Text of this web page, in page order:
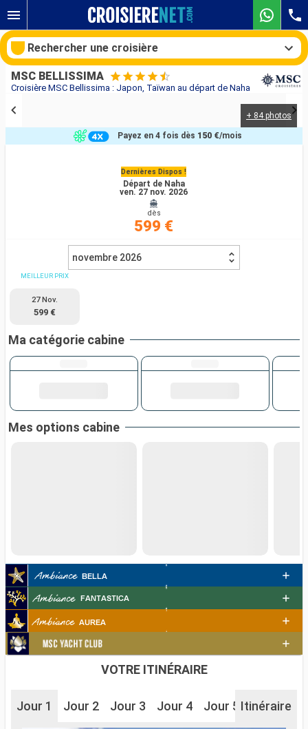
Croisière MSC Bellissima : Japon, Taïwan au départ de Naha
MSC BELLISSIMA
+ 84 photos
Dernières Dispos !
Départ de Naha
ven. 27 nov. 2026
dès
599 €
Payez en 4 fois dès 150 €/mois
novembre 2026
MEILLEUR PRIX
27 Nov.
599 €
Ma catégorie cabine
Mes options cabine
VOTRE ITINÉRAIRE
Jour 1 Jour 2 Jour 3 Jour 4 Jour 5 Jour 6
Itinéraire
Rechercher une croisière
Compagnies
Rechercher